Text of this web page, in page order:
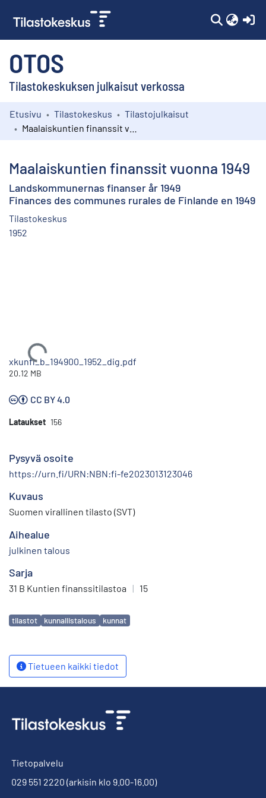
OTOS
Tilastokeskuksen julkaisut verkossa
Kokoelmat
Etusivu Tilastokeskus
Tilastojulkaisut
Maalaiskuntien finanssit vuonna 1949
Landskommunernas finanser år 1949
Finances des communes rurales de Finlande en 1949
Tilastokeskus
1952
Ladataan...
xkunfi_b_194900_1952_dig.pdf
20.12 MB
CC BY 4.0
Lataukset 156
Pysyvä osoite
https://urn.fi/URN:NBN:fi-fe2023013123046
Kuvaus
Suomen virallinen tilasto (SVT)
Aihealue
julkinen talous
Sarja
31 B Kuntien finanssitilastoa | 15
Avainsanat
tilastot kunnallistalous kunnat
Tietueen kaikki tiedot
Tietopalvelu
029 551 2220 (arkisin klo 9.00-16.00)